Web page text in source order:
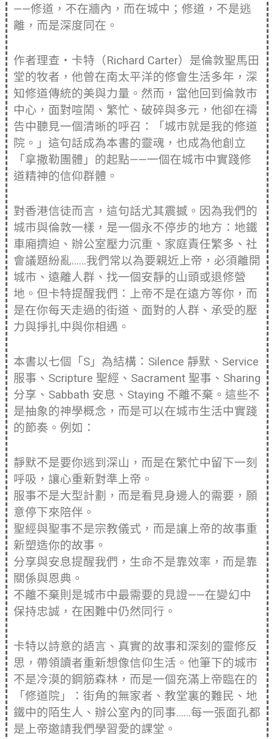
——修道，不在牆內，而在城中；修道，不是逃
離，而是深度同在。
作者理查・卡特（Richard Carter）是倫敦聖馬田
堂的牧者，他曾在南太平洋的修會生活多年，深
知修道傳統的美與力量。然而，當他回到倫敦市
中心，面對喧鬧、繁忙、破碎與多元，他卻在禱
告中聽見一個清晰的呼召：「城市就是我的修道
院。」這句話成為本書的靈魂，也成為他創立
「拿撒勒團體」的起點——一個在城市中實踐修
道精神的信仰群體。
對香港信徒而言，這句話尤其震撼。因為我們的
城市與倫敦一樣，是一個永不停步的地方：地鐵
車廂擠迫、辦公室壓力沉重、家庭責任繁多、社
會議題紛亂……我們常以為要親近上帝，必須離開
城市、遠離人群、找一個安靜的山頭或退修營
地。但卡特提醒我們：上帝不是在遠方等你，而
是在你每天走過的街道、面對的人群、承受的壓
力與掙扎中與你相遇。
本書以七個「S」為結構：Silence 靜默、Service
服事、Scripture 聖經、Sacrament 聖事、Sharing
分享、Sabbath 安息、Staying 不離不棄。這些不
是抽象的神學概念，而是可以在城市生活中實踐
的節奏。例如：
靜默不是要你逃到深山，而是在繁忙中留下一刻
呼吸，讓心重新對準上帝。
服事不是大型計劃，而是看見身邊人的需要，願
意停下來陪伴。
聖經與聖事不是宗教儀式，而是讓上帝的故事重
新塑造你的故事。
分享與安息提醒我們，生命不是靠效率，而是靠
關係與恩典。
不離不棄則是城市中最需要的見證——在變幻中
保持忠誠，在困難中仍然同行。
卡特以詩意的語言、真實的故事和深刻的靈修反
思，帶領讀者重新想像信仰生活。他筆下的城市
不是冷漠的鋼筋森林，而是一個充滿上帝臨在的
「修道院」：街角的無家者、教堂裏的難民、地
鐵中的陌生人、辦公室內的同事……每一張面孔都
是上帝邀請我們學習愛的課堂。